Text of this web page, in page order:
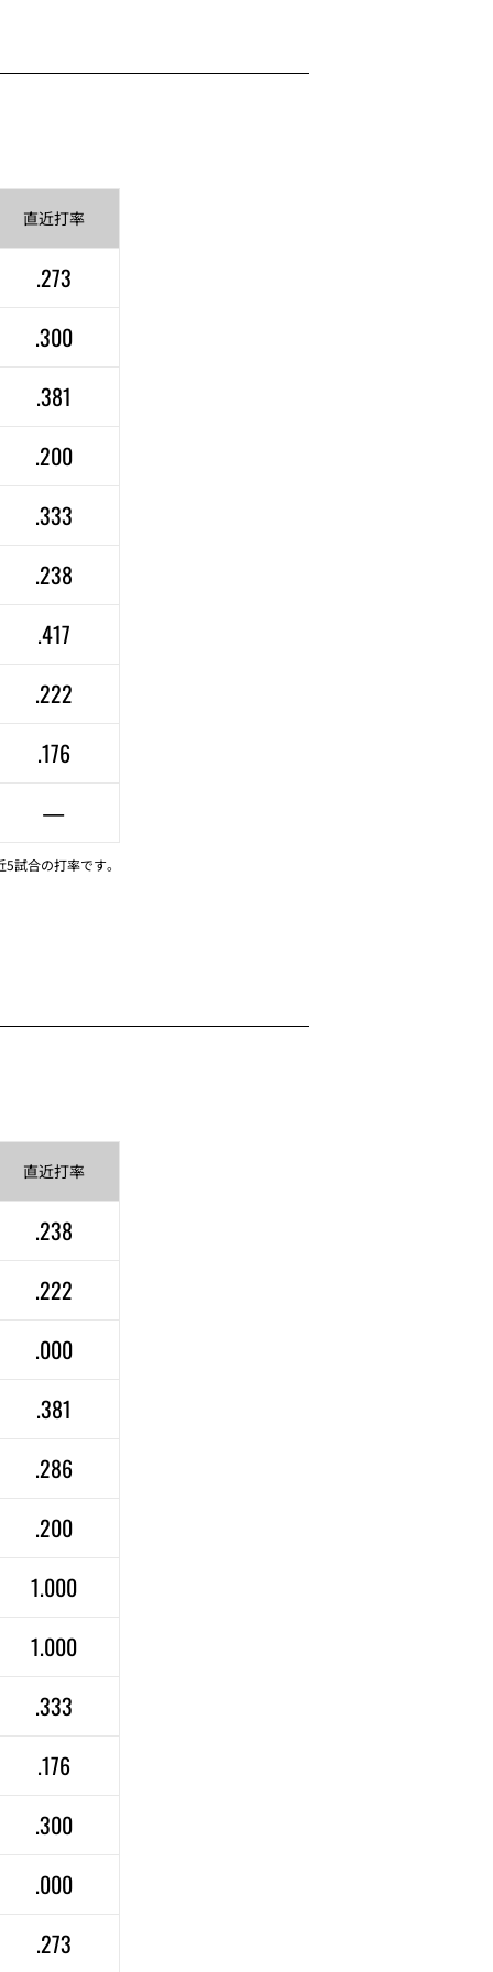
直近打率
.273
.300
.381
.200
.333
.238
.417
.222
.176
—
試合の打率です。
直近打率
.238
.222
.000
.381
.286
.200
1.000
1.000
.333
.176
.300
.000
.273